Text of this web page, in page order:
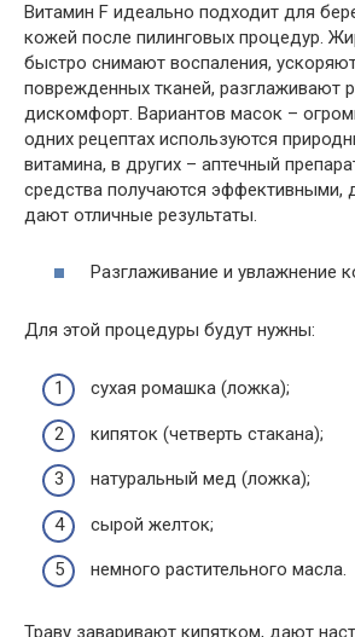
Витамин F идеально подходит для
кожей после пилинговых процедур.
быстро снимают воспаления,
поврежденных тканей, разглаживают
дискомфорт. Вариантов масок –
одних рецептах используются
витамина, в других – аптечный
средства получаются эффективными,
дают отличные результаты.
Разглаживание и увлажнение
Для этой процедуры будут нужны:
сухая ромашка (ложка);
кипяток (четверть стакана);
натуральный мед (ложка);
сырой желток;
немного растительного масла.
Траву заваривают кипятком, дают